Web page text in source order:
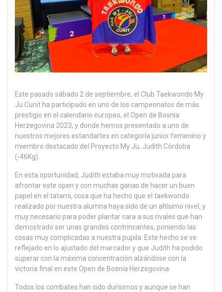
Este pasado sábado 2 de septiembre, el Club Taekwondo My
Ju Cunit ha participado en uno de los campeonatos de más
prestigio en el calendario europeo, el Open de Bosnia
Herzegovina 2023, y donde hemos presentado a uno de
nuestros mejores estandartes en categoría junior femenino y
miembro destacado del Proyecto My Ju, Judith Córdoba
(-46Kg).
En esta oportunidad, Judith estaba muy motivada para
afrontar este open y con muchas ganas de hacer un buen
papel en el tatami, cosa que ha hecho que el taekwondo
realizado por nuestra alumna haya sido de un altísimo nivel, y
muy necesario para poder plantar cara a sus rivales que han
demostrado ser unas grandes contrincantes, poniendo las
cosas muy complicadas a nuestra pupila. Este hecho se ve
reflejado en lo ajustado del marcador y que Judith ha podido
superar con la máxima concentración alzándose con la
victoria final en este Open de Bosnia Herzegovina.
Todos los combates han sido durísimos y aunque se han